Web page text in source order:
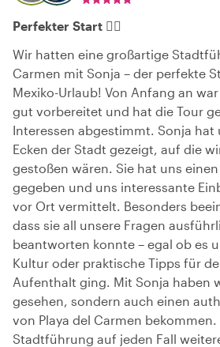
Perfekter Start 👌🏻
Wir hatten eine großartige
Carmen mit Sonja – der perfekte
Mexiko-Urlaub! Von Anfang an
gut vorbereitet und hat die Tour
Interessen abgestimmt. Sonja hat
Ecken der Stadt gezeigt, auf die
gestoßen wären. Sie hat uns
gegeben und uns interessante
vor Ort vermittelt. Besonders
dass sie all unsere Fragen
beantworten konnte – egal ob es
Kultur oder praktische Tipps für
Aufenthalt ging. Mit Sonja haben
gesehen, sondern auch einen
von Playa del Carmen
Stadtführung auf jeden Fall